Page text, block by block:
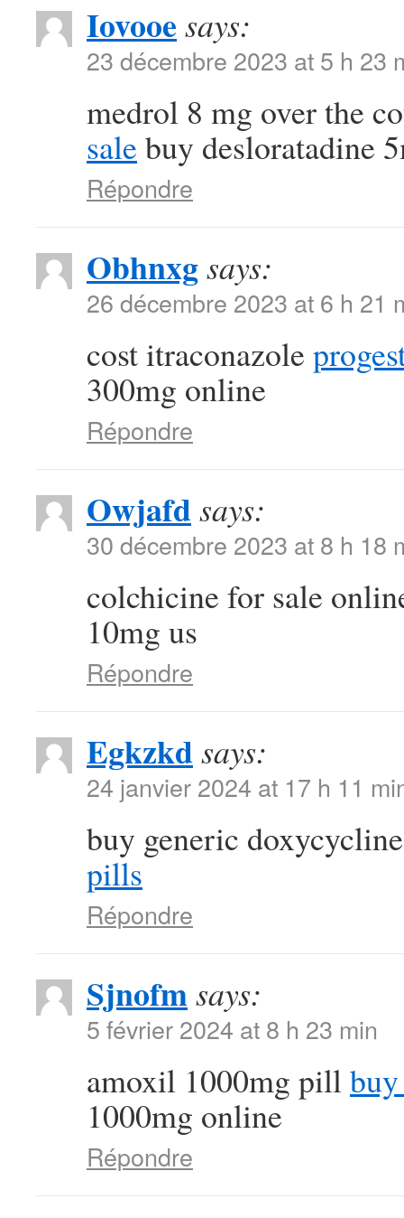
Iovooe says:
23 décembre 2023 at 5 h 23
medrol 8 mg over the
sale buy desloratadine
Répondre
Obhnxgsays:
26 décembre 2023 at 6 h 21
cost itraconazole
300mg online
Répondre
Owjafdsays:
30 décembre 2023 at 8 h 18
colchicine for sale
10mg us
Répondre
Egkzkdsays:
24 janvier 2024 at 17 h 11
buy generic
pills
Répondre
Sjnofmsays:
5 février 2024 at 8 h 23 min
amoxil 1000mg pill
1000mg online
Répondre